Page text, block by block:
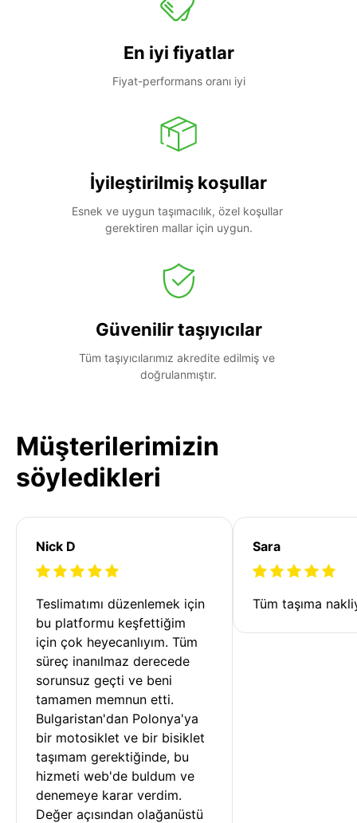
En iyi fiyatlar
Fiyat-performans oranı iyi
İyileştirilmiş koşullar
Esnek ve uygun taşımacılık, özel koşullar
gerektiren mallar için uygun.
Güvenilir taşıyıcılar
Tüm taşıyıcılarımız akredite edilmiş ve
doğrulanmıştır.
Müşterilerimizin
söyledikleri
Nick D
Teslimatımı düzenlemek için
bu platformu keşfettiğim
için çok heyecanlıyım. Tüm
süreç inanılmaz derecede
sorunsuz geçti ve beni
tamamen memnun etti.
Bulgaristan'dan Polonya'ya
bir motosiklet ve bir bisiklet
taşımam gerektiğinde, bu
hizmeti web'de buldum ve
denemeye karar verdim.
Değer açısından olağanüstü
Sara
Tüm taşıma